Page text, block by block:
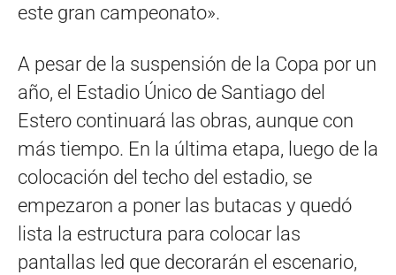
este gran campeonato».
A pesar de la suspensión de la Copa por un
año, el Estadio Único de Santiago del
Estero continuará las obras, aunque con
más tiempo. En la última etapa, luego de la
colocación del techo del estadio, se
empezaron a poner las butacas y quedó
lista la estructura para colocar las
pantallas led que decorarán el escenario,